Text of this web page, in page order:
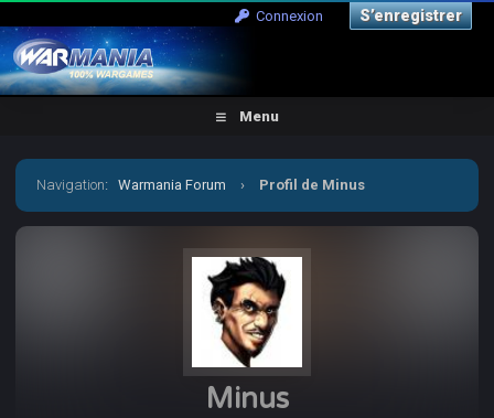
Connexion S’enregistrer
Menu
Navigation:Warmania Forum › Profil de Minus
Minus